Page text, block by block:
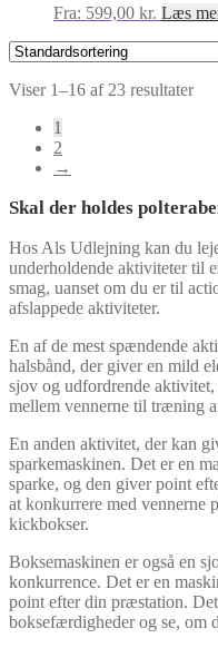
Fra: 599,00 kr. Læs
Viser 1–16 af 23 resultater
1
2
→
Skal der holdes
Hos Als Udlejning kan du
underholdende aktiviteter til
smag, uanset om du er til
afslappede aktiviteter.
En af de mest spændende
halsbånd, der giver en mild
sjov og udfordrende
mellem vennerne til træning
En anden aktivitet, der kan
sparkemaskinen. Det er en
sparke, og den giver point
at konkurrere med vennerne
kickbokser.
Boksemaskinen er også en
konkurrence. Det er en
point efter din præstation.
boksefærdigheder og se, om